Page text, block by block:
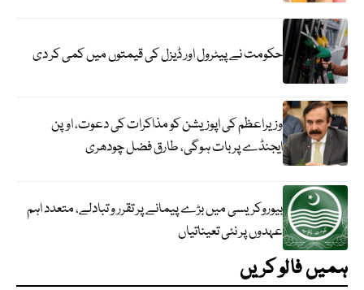
حکومت نے پیٹرول اور ڈیزل کی قیمتوں میں کمی کر دی
وزیراعظم کی اپوزیشن کو مذاکرات کی دعوت، اوپن
ایجنڈے پر بات ہوگی، طارق فضل چودھری
بیوروکریسی میں بڑے پیمانے پر تقرر و تبادلے، متعدد اہم
عہدوں پر نئی تعیناتیاں
ہمیں فالو کریں